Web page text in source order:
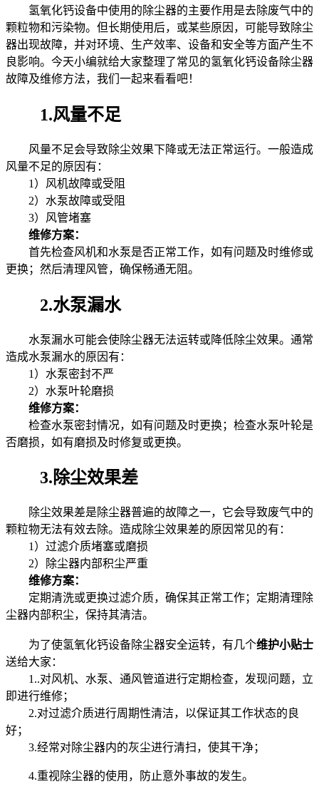
氢氧化钙设备中使用的除尘器的主要作用是去除废气中的
颗粒物和污染物。但长期使用后，或某些原因，可能导致除尘
器出现故障，并对环境、生产效率、设备和安全等方面产生不
良影响。今天小编就给大家整理了常见的氢氧化钙设备除尘器
故障及维修方法，我们一起来看看吧！
1.风量不足
风量不足会导致除尘效果下降或无法正常运行。一般造成
风量不足的原因有：
1）风机故障或受阻
2）水泵故障或受阻
3）风管堵塞
维修方案：
首先检查风机和水泵是否正常工作，如有问题及时维修或
更换；然后清理风管，确保畅通无阻。
2.水泵漏水
水泵漏水可能会使除尘器无法运转或降低除尘效果。通常
造成水泵漏水的原因有：
1）水泵密封不严
2）水泵叶轮磨损
维修方案：
检查水泵密封情况，如有问题及时更换；检查水泵叶轮是
否磨损，如有磨损及时修复或更换。
3.除尘效果差
除尘效果差是除尘器普遍的故障之一，它会导致废气中的
颗粒物无法有效去除。造成除尘效果差的原因常见的有：
1）过滤介质堵塞或磨损
2）除尘器内部积尘严重
维修方案：
定期清洗或更换过滤介质，确保其正常工作；定期清理除
尘器内部积尘，保持其清洁。
为了使氢氧化钙设备除尘器安全运转，有几个维护小贴士
送给大家：
1..对风机、水泵、通风管道进行定期检查，发现问题，立
即进行维修；
2.对过滤介质进行周期性清洁，以保证其工作状态的良
好；
3.经常对除尘器内的灰尘进行清扫，使其干净；
4.重视除尘器的使用，防止意外事故的发生。